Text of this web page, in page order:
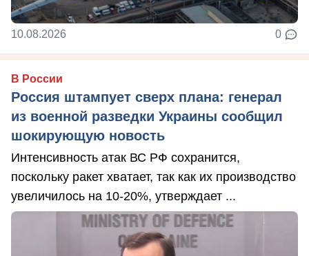
10.08.2026 0
В России
Россия штампует сверх плана: генерал
из военной разведки Украины сообщил
шокирующую новость
Интенсивность атак ВС РФ сохранится,
поскольку ракет хватает, так как их производство
увеличилось на 10-20%, утверждает ...